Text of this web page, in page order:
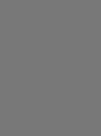
CHUNG:
sản phẩm
495vn